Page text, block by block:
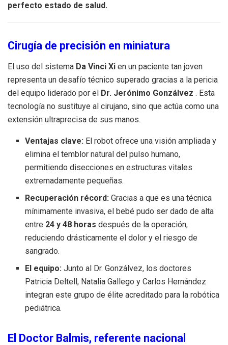
perfecto estado de salud.
Cirugía de precisión en miniatura
El uso del sistema Da Vinci Xi en un paciente tan joven
representa un desafío técnico superado gracias a la pericia
del equipo liderado por el
Dr. Jerónimo Gonzálvez . Esta
tecnología no sustituye al cirujano, sino que actúa como una
extensión ultraprecisa de sus manos.
Ventajas clave: El robot ofrece una visión ampliada y
elimina el temblor natural del pulso humano,
permitiendo disecciones en estructuras vitales
extremadamente pequeñas.
Recuperación récord: Gracias a que es una técnica
mínimamente invasiva, el bebé pudo ser dado de alta
entre 24 y 48 horas después de la operación,
reduciendo drásticamente el dolor y el riesgo de
sangrado.
El equipo: Junto al Dr. Gonzálvez, los doctores
Patricia Deltell, Natalia Gallego y Carlos Hernández
integran este grupo de élite acreditado para la robótica
pediátrica.
El Doctor Balmis, referente nacional